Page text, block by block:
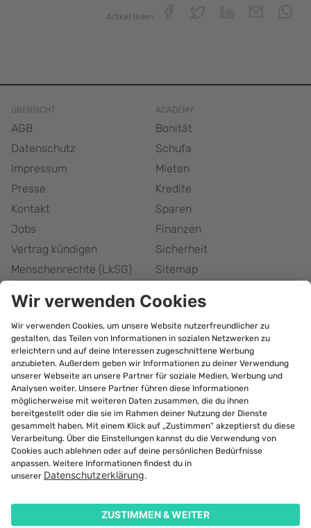
Artikel teilen
ÜBERSICHT
AGB
Datenschutz
Impressum
Presse
Kontakt
Jobs
Vertrag kündigen
Menschenrechte (LkSG)
Barrierefreiheitserklärung
Cookie-Einstellungen
bonify Abonnement
kündigen
ACADEMY
Bonität
Schufa
Mieten
Kredite
Sparen
Finanzen
Sicherheit
Sitemap
© 2026Forteil GmbH
Alle Rechte vorbehalten